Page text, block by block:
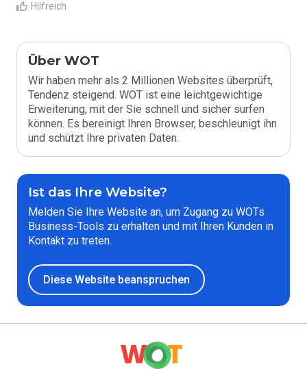
Hilfreich
Über WOT
Wir haben mehr als 2 Millionen Websites überprüft,
Tendenz steigend. WOT ist eine leichtgewichtige
Erweiterung, mit der Sie schnell und sicher surfen
können. Es bereinigt Ihren Browser, beschleunigt ihn
und schützt Ihre privaten Daten.
Ist das Ihre Website?
Melden Sie Ihre Website an, um Zugang zu WOTs
Business-Tools zu erhalten und mit Ihren Kunden in
Kontakt zu treten.
Diese Website beanspruchen